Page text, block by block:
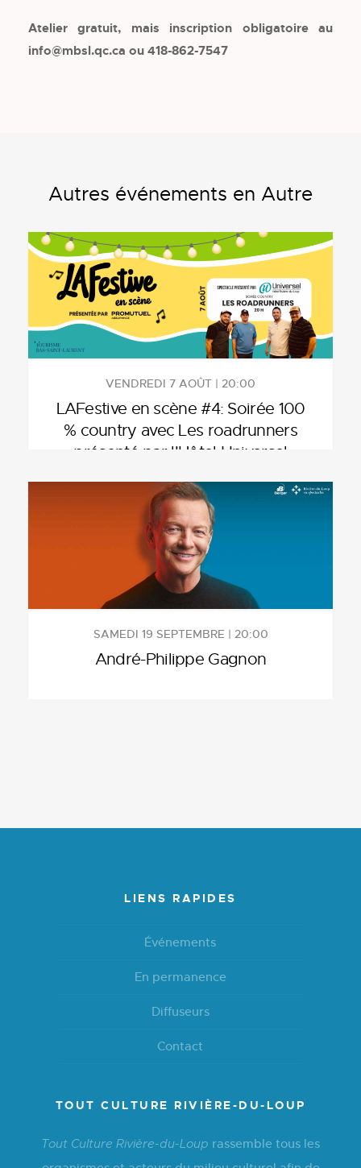
Atelier gratuit, mais inscription obligatoire au
info@mbsl.qc.ca ou 418-862-7547
Autres événements en Autre
VENDREDI 7 AOÛT | 20:00
LAFestive en scène #4: Soirée 100
% country avec Les roadrunners
présenté par l'Hôtel Universel
SAMEDI 19 SEPTEMBRE | 20:00
André-Philippe Gagnon
LIENS RAPIDES
Événements
En permanence
Diffuseurs
Contact
TOUT CULTURE RIVIÈRE-DU-LOUP
Tout Culture Rivière-du-Loup rassemble tous les